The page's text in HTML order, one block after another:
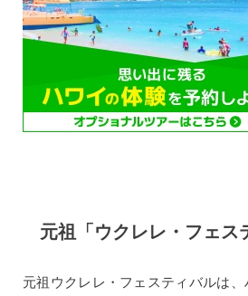
元祖「ウクレレ・フェス
元祖ウクレレ・フェスティバルは